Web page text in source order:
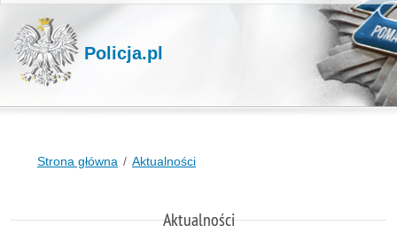
Policja.pl
Strona główna Aktualności
Aktualności